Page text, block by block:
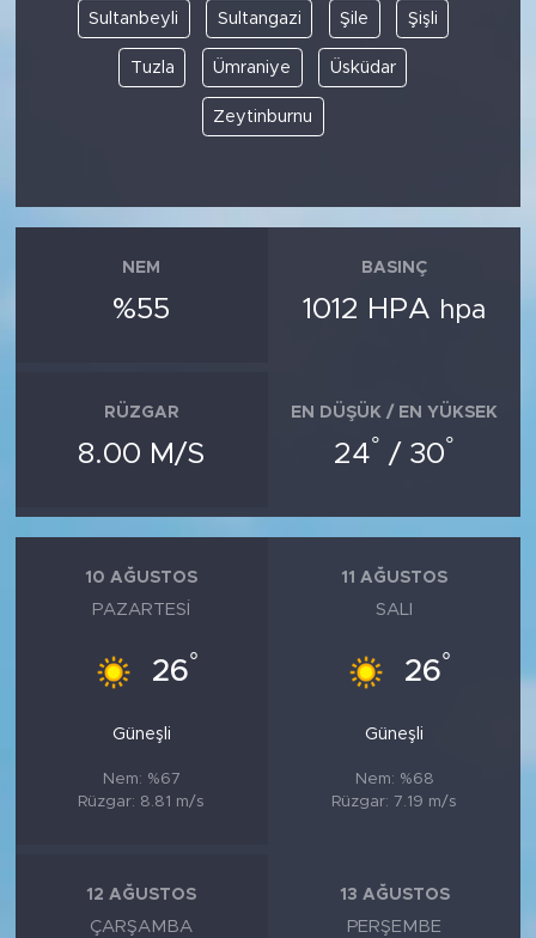
Sultanbeyli Sultangazi Şile Şişli
Tuzla Ümraniye Üsküdar
Zeytinburnu
NEM
%55
BASINÇ
1012 HPA hpa
RÜZGAR
8.00 M/S
EN DÜŞÜK / EN YÜKSEK
24° / 30°
10 AĞUSTOS
PAZARTESI
26°
Güneşli
Nem: %67
Rüzgar: 8.81 m/s
11 AĞUSTOS
SALI
26°
Güneşli
Nem: %68
Rüzgar: 7.19 m/s
12 AĞUSTOS
ÇARŞAMBA
13 AĞUSTOS
PERŞEMBE